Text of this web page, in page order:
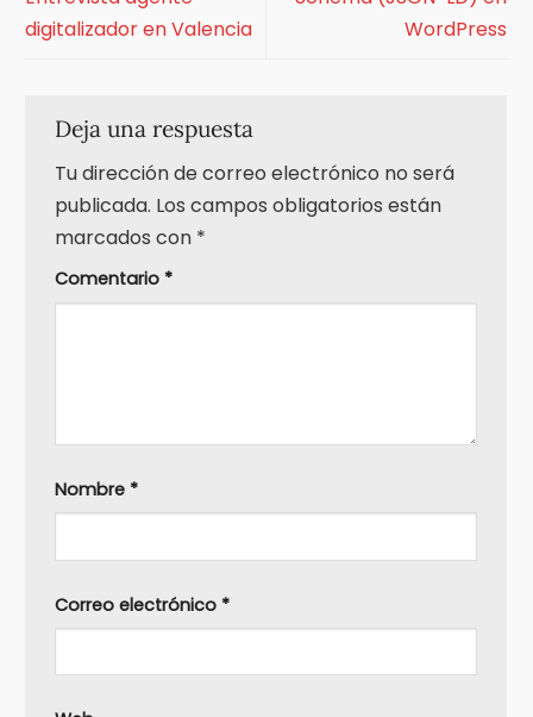
digitalizador en Valencia
WordPress
Deja una respuesta
Tu dirección de correo electrónico no será
publicada. Los campos obligatorios están
marcados con *
Comentario *
Nombre *
Correo electrónico *